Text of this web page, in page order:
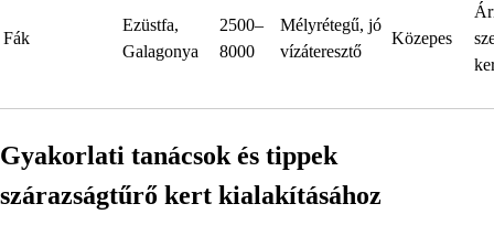
Fák
Ezüstfa,
Galagonya
2500–
8000
Mélyrétegű, jó
vízáteresztő
Közepes
Gyakorlati tanácsok és tippek
szárazságtűrő kert kialakításához